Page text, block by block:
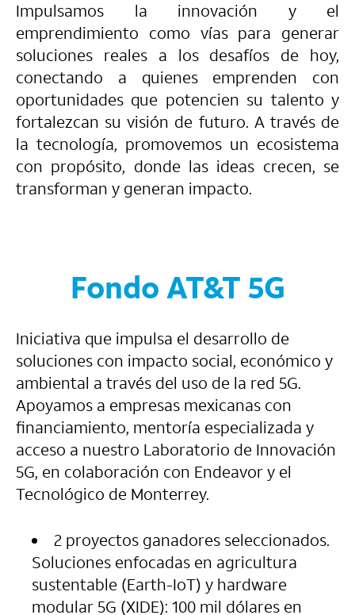
Impulsamos la innovación y el
emprendimiento como vías para generar
soluciones reales a los desafíos de hoy,
conectando a quienes emprenden con
oportunidades que potencien su talento y
fortalezcan su visión de futuro. A través de
la tecnología, promovemos un ecosistema
con propósito, donde las ideas crecen, se
transforman y generan impacto.
Fondo AT&T 5G
Iniciativa que impulsa el desarrollo de
soluciones con impacto social, económico y
ambiental a través del uso de la red 5G.
Apoyamos a empresas mexicanas con
financiamiento, mentoría especializada y
acceso a nuestro Laboratorio de Innovación
5G, en colaboración con Endeavor y el
Tecnológico de Monterrey.
2 proyectos ganadores seleccionados.
Soluciones enfocadas en agricultura
sustentable (Earth-IoT) y hardware
modular 5G (XIDE): 100 mil dólares en